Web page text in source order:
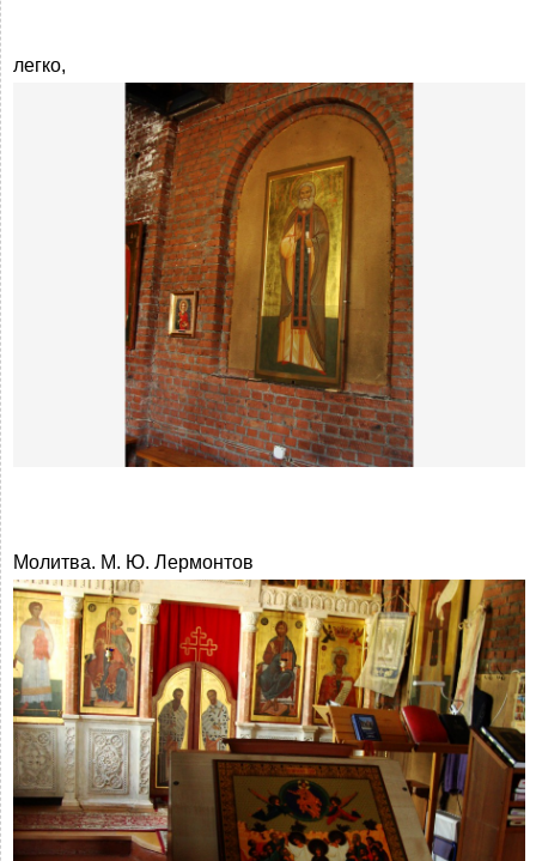
легко,
Молитва. М. Ю. Лермонтов